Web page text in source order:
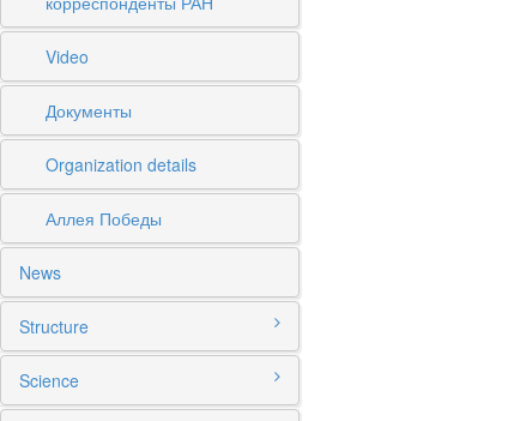
Video
Документы
Organization details
Аллея Победы
News
Structure
Science